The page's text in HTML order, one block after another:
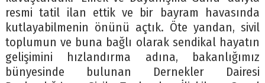
resmi tatil ilan ettik ve bir bayram havasında
kutlayabilmenin önünü açtık. Öte yandan, sivil
toplumun ve buna bağlı olarak sendikal hayatın
gelişimini hızlandırma adına, bakanlığımız
bünyesinde bulunan Dernekler Dairesi